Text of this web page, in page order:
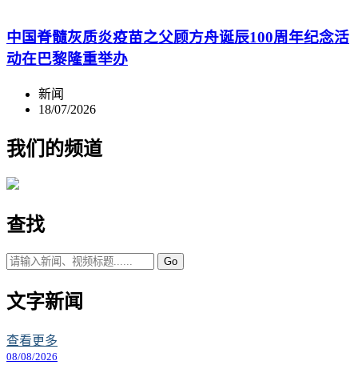
中国脊髓灰质炎疫苗之父顾方舟诞辰100周年纪念活
动在巴黎隆重举办
新闻
18/07/2026
我们的频道
查找
Go
文字新闻
查看更多
08/08/2026